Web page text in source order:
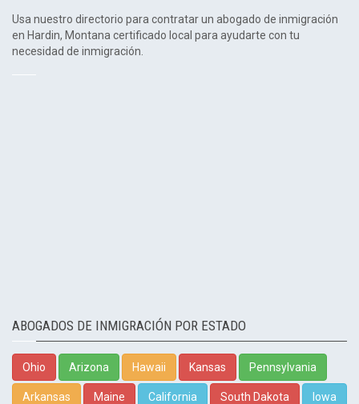
Usa nuestro directorio para contratar un abogado de inmigración
en Hardin, Montana certificado local para ayudarte con tu
necesidad de inmigración.
ABOGADOS DE INMIGRACIÓN POR ESTADO
Ohio Arizona Hawaii Kansas Pennsylvania
Arkansas Maine California South Dakota Iowa